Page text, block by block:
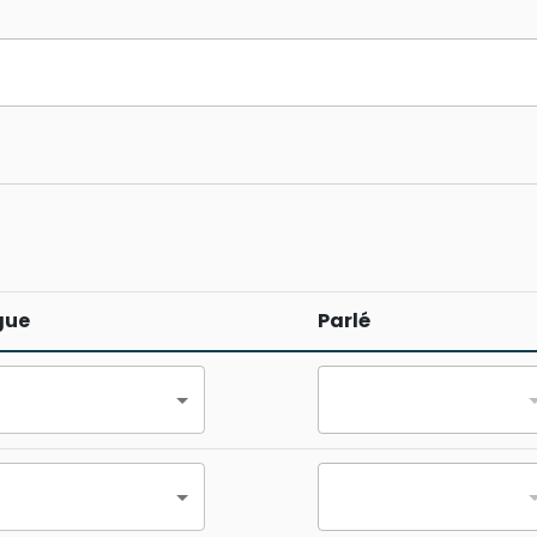
Parlé